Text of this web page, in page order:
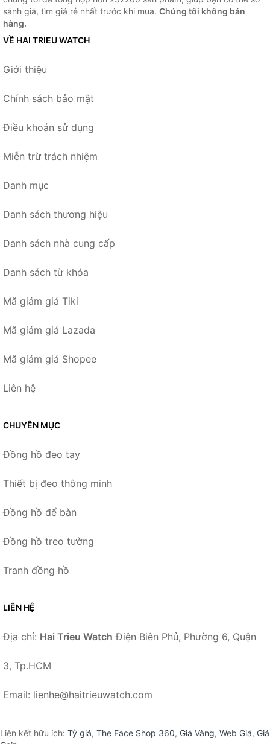
sánh giá, tìm giá rẻ nhất trước khi mua. Chúng tôi không bán
hàng.
VỀ HAI TRIEU WATCH
Giới thiệu
Chính sách bảo mật
Điều khoản sử dụng
Miễn trừ trách nhiệm
Danh mục
Danh sách thương hiệu
Danh sách nhà cung cấp
Danh sách từ khóa
Mã giảm giá Tiki
Mã giảm giá Lazada
Mã giảm giá Shopee
Liên hệ
CHUYÊN MỤC
Đồng hồ đeo tay
Thiết bị đeo thông minh
Đồng hồ để bàn
Đồng hồ treo tường
Tranh đồng hồ
LIÊN HỆ
Địa chỉ: Hai Trieu Watch Điện Biên Phủ, Phường 6, Quận
3, Tp.HCM
Email: lienhe@haitrieuwatch.com
Liên kết hữu ích: Tỷ giá, The Face Shop 360, Giá Vàng, Web Giá, Giá